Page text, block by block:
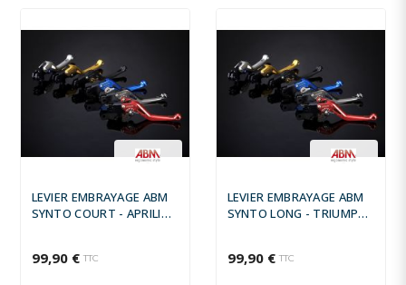
LEVIER EMBRAYAGE ABM
SYNTO COURT - APRILIA
99,90 € TTC
LEVIER EMBRAYAGE ABM
SYNTO LONG - TRIUMPH
99,90 € TTC